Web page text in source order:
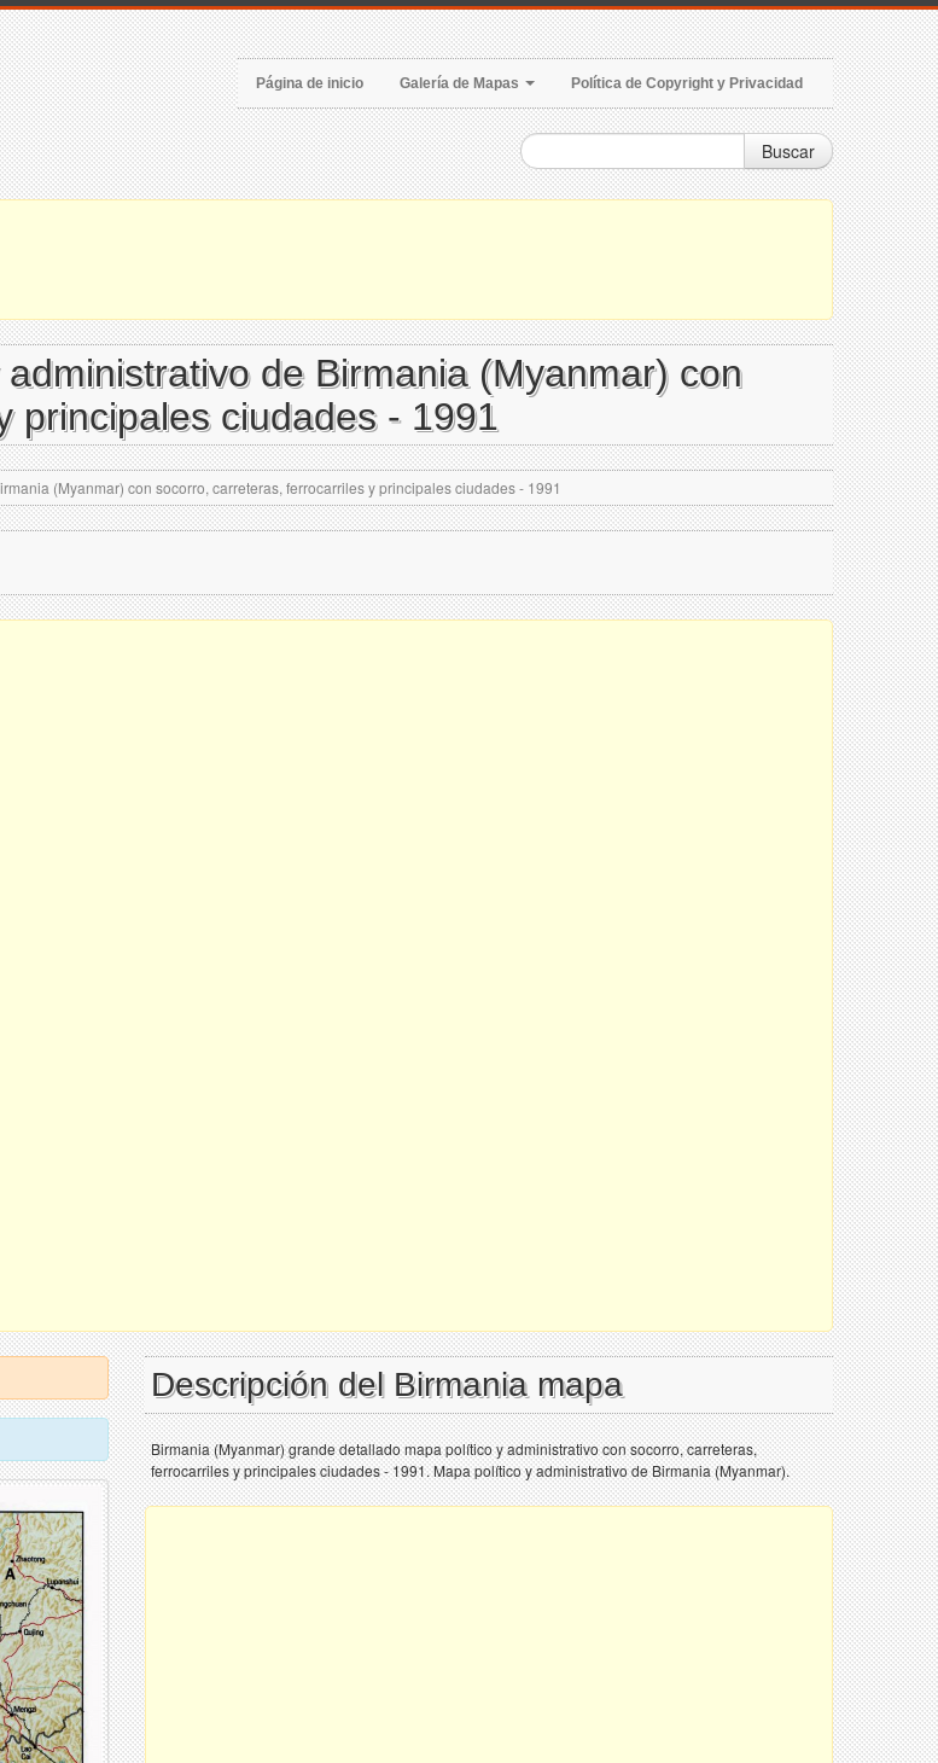
Página de inicio Galería de Mapas Política de Copyright y Privacidad
Buscar
de Birmania (Myanmar) con
principales ciudades - 1991
(Myanmar) con socorro, carreteras, ferrocarriles y principales ciudades - 1991
Descripción del Birmania mapa
Birmania (Myanmar) grande detallado mapa político y administrativo con socorro, carreteras,
ferrocarriles y principales ciudades - 1991. Mapa político y administrativo de Birmania (Myanmar).